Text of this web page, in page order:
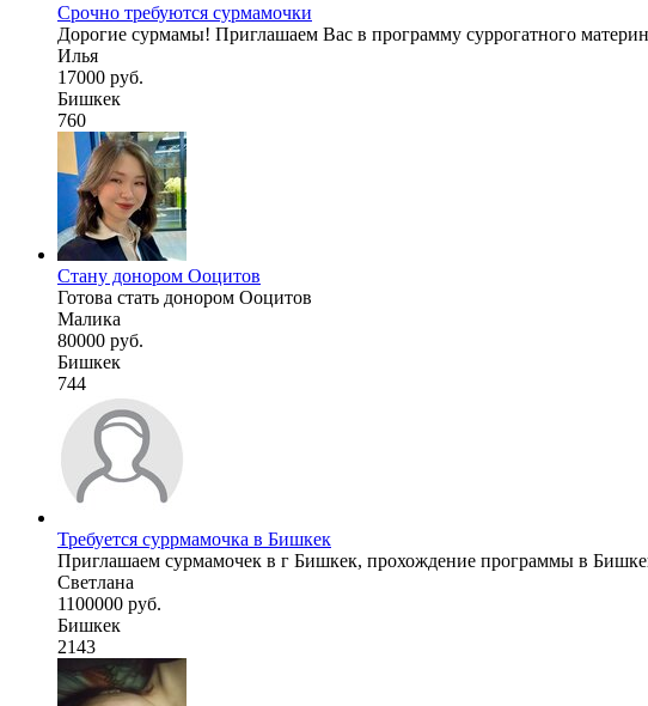
Срочно требуются сурмамочки
Дорогие сурмамы! Приглашаем Вас в программу суррогатного
Илья
17000 руб.
Бишкек
760
Стану донором Ооцитов
Готова стать донором Ооцитов
Малика
80000 руб.
Бишкек
744
Требуется суррмамочка в Бишкек
Приглашаем сурмамочек в г Бишкек, прохождение программы в
Светлана
1100000 руб.
Бишкек
2143